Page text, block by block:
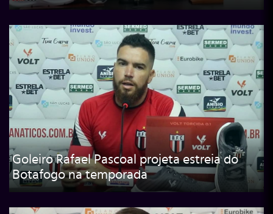
Goleiro Rafael Pascoal projeta estreia do
Botafogo na temporada